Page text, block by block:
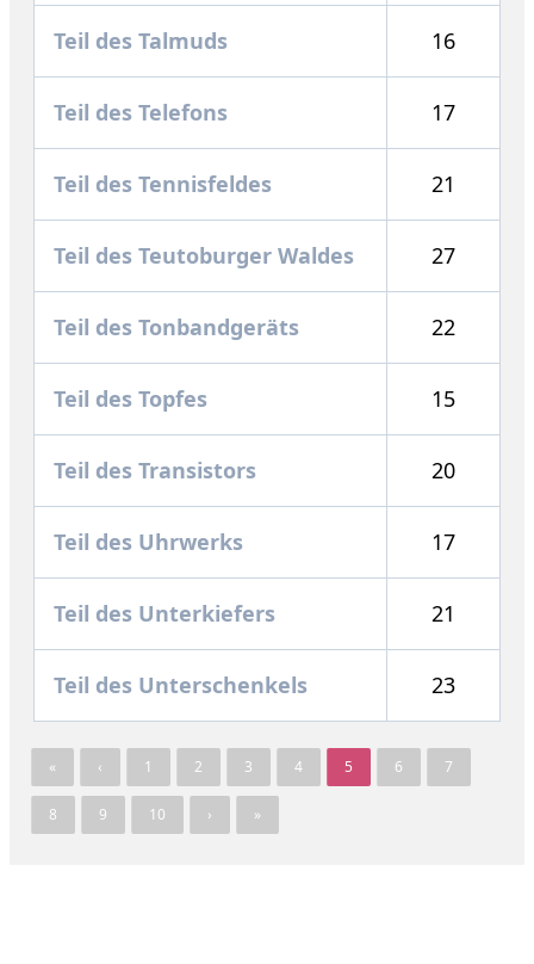
Teil des Talmuds 16
Teil des Telefons 17
Teil des Tennisfeldes 21
Teil des Teutoburger Waldes 27
Teil des Tonbandgeräts 22
Teil des Topfes 15
Teil des Transistors 20
Teil des Uhrwerks 17
Teil des Unterkiefers 21
Teil des Unterschenkels 23
« ‹ 1 2 3 4 5 6 7
8 9 10 › »